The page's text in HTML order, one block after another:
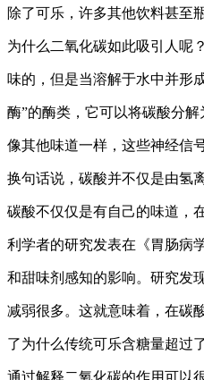
除了可乐，许多其他饮料甚至
为什么二氧化碳如此吸引人呢
味的，但是当溶解于水中并形
酶”的酶类，它可以将碳酸分
像其他味道一样，这些神经信
换句话说，碳酸并不仅是由氢
碳酸不仅仅是有自己的味道，
利学者的研究发表在《胃肠病
和甜味剂感知的影响。研究发
减弱很多。这就意味着，在碳
了为什么传统可乐含糖量超过